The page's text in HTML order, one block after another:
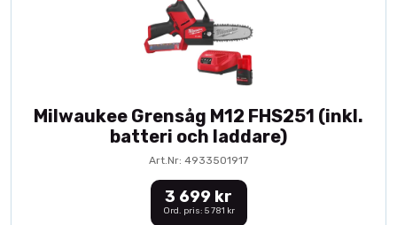
Milwaukee Grensåg M12 FHS251 (inkl.
batteri och laddare)
Art.Nr: 4933501917
3 699 kr
Ord. pris: 5 781 kr